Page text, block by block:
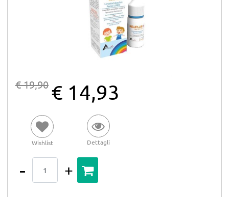
€ 19,90 € 14,93
Wishlist Dettagli